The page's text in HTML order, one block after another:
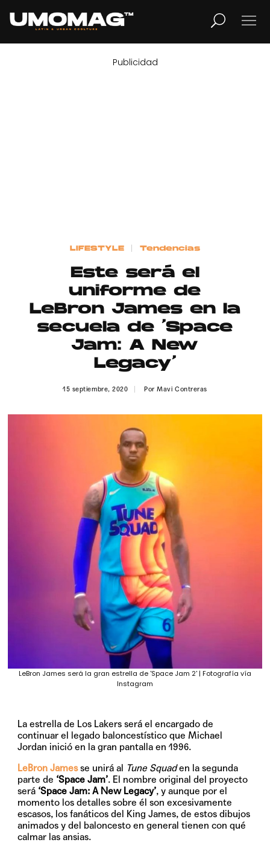
LIFESTYLE
Contacto
Aviso Legal
© 2015-2022 UMOMAG. PROPIEDAD DE UMO agency. TODOS LOS
DERECHOS RESERVADOS.
Publicidad
LIFESTYLE Tendencias
Este será el
uniforme de
LeBron James en la
secuela de ‘Space
Jam: A New
Legacy’
15 septiembre, 2020 PorMavi Contreras
LeBron James será la gran estrella de 'Space Jam 2' | Fotografía vía
Instagram
La estrella de Los Lakers será el encargado de
continuar el legado baloncestístico que Michael
Jordan inició en la gran pantalla en 1996.
LeBron Jamesse unirá al Tune Squaden la segunda
parte de ‘Space Jam’. El nombre original del proyecto
será ‘Space Jam: A New Legacy’, y aunque por el
momento los detalles sobre él son excesivamente
escasos, los fanáticos del King James, de estos dibujos
animados y del baloncesto en general tienen con qué
calmar las ansias.